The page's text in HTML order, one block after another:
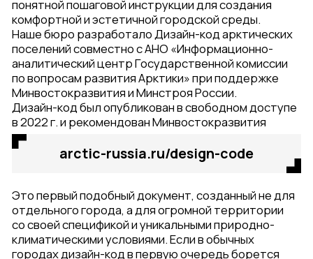
Дизайн-код арктических поселений — это своего
существующие проблемы городской среды,
а затем найти пути их решения. Документ написан
простым и доступным языком, содержит понятные
и четкие инструкции, что позволяет получить
ответы на вопросы о городской среде не только
экспертам и сотрудникам городских